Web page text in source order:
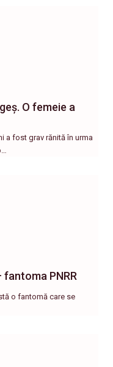
O femeie a
a fost grav rănită în urma
PNRR
o fantomă care se